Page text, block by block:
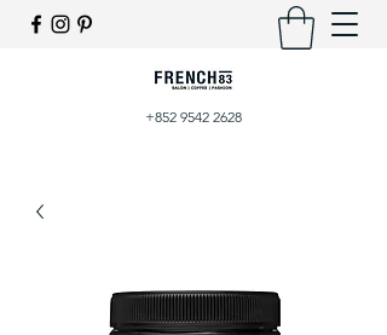
+852 9542 2628